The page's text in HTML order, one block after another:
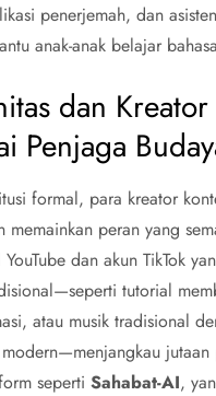
penerjemah, dan
anak-anak belajar
dan
Penjaga
formal, para kreator
memainkan peran yang
YouTube dan akun TikTok
tutorial
atau musik tradisional
modern—menjangkau
sepertiSahabat-AI,